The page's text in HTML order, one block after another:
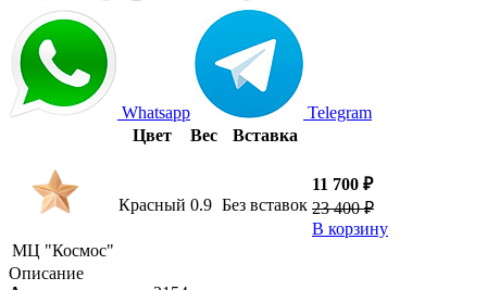
Whatsapp
Telegram
Цвет
Вес Вставка
МЦ "Космос"
Красный 0.9 Без вставок
11 700 ₽
23 400 ₽
В корзину
Описание